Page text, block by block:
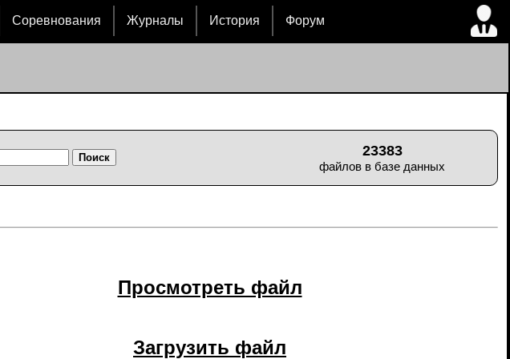
Соревнования Журналы История Форум
23383
файлов в базе данных
Просмотреть файл
Загрузить файл